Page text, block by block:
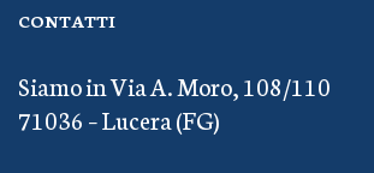
CONTATTI
Siamo in Via A. Moro, 108/110
71036 – Lucera (FG)